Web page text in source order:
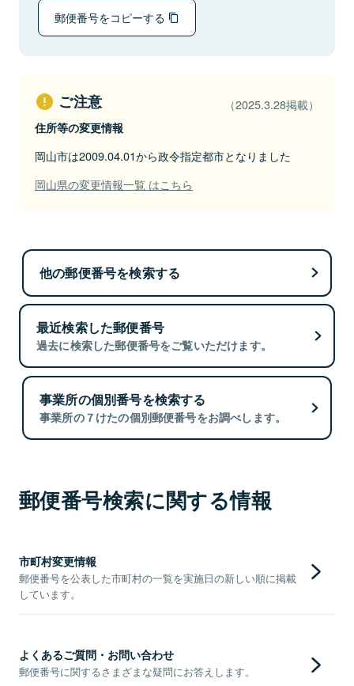
郵便番号をコピーする
ご注意 （2025.3.28掲載）
住所等の変更情報
岡山市は2009.04.01から政令指定都市となりました
岡山県の変更情報一覧 はこちら
他の郵便番号を検索する
最近検索した郵便番号
過去に検索した郵便番号をご覧いただけます。
事業所の個別番号を検索する
事業所の７けたの個別郵便番号をお調べします。
郵便番号検索に関する情報
市町村変更情報
郵便番号を公表した市町村の一覧を実施日の新しい順に掲載
しています。
よくあるご質問・お問い合わせ
郵便番号に関するさまざまな疑問にお答えします。